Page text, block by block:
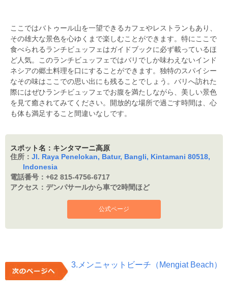
ここではバトゥール山を一望できるカフェやレストランもあり、
その雄大な景色を心ゆくまで楽しむことができます。特にここで
食べられるランチビュッフェはガイドブックに必ず載っているほ
ど人気。このランチビュッフェではバリでしか味わえないインド
ネシアの郷土料理を口にすることができます。独特のスパイシー
なその味はここでの思い出にも残ることでしょう。バリへ訪れた
際にはぜひランチビュッフェでお腹を満たしながら、美しい景色
を見て癒されてみてください。開放的な場所で過ごす時間は、心
も体も満足すること間違いなしです。
スポット名：キンタマーニ高原
住所： Jl. Raya Penelokan, Batur, Bangli, Kintamani 80518,
Indonesia
電話番号： +62 815-4756-6717
アクセス： デンパサールから車で2時間ほど
公式ページ
3.メンニャットビーチ（Mengiat Beach）